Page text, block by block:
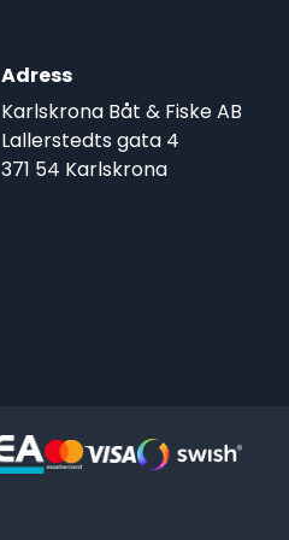
Adress
Karlskrona Båt & Fiske AB
Lallerstedts gata 4
371 54 Karlskrona